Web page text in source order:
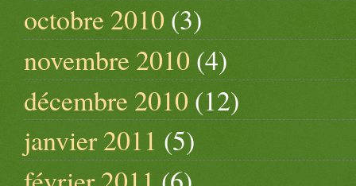
octobre 2010 (3)
novembre 2010 (4)
décembre 2010 (12)
janvier 2011 (5)